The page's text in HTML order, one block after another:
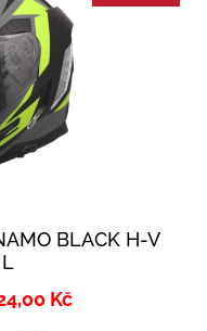
BLACK H-V
Kč